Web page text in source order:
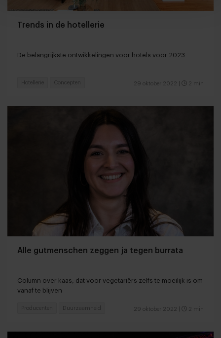
Trends in de hotellerie
De belangrijkste ontwikkelingen voor hotels voor 2023
29 oktober 2022 2 min
Hotellerie Concepten
Alle gutmenschen zeggen ja tegen burrata
Column over kaas, dat voor vegetariërs zelfs te moeilijk is om
vanaf te blijven
29 oktober 2022 2 min
Producenten Duurzaamheid